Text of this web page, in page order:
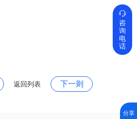
分享
返回列表 下一则

咨
询
电
话